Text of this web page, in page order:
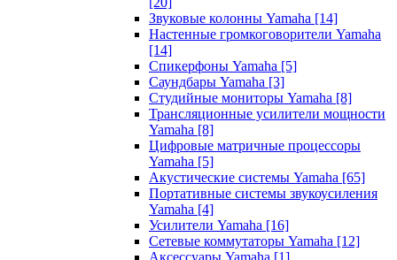
Звуковые колонны Yamaha [14]
Настенные громкоговорители Yamaha
[14]
Спикерфоны Yamaha [5]
Саундбары Yamaha [3]
Студийные мониторы Yamaha [8]
Трансляционные усилители мощности
Yamaha [8]
Цифровые матричные процессоры
Yamaha [5]
Акустические системы Yamaha [65]
Портативные системы звукоусиления
Yamaha [4]
Усилители Yamaha [16]
Сетевые коммутаторы Yamaha [12]
Аксессуары Yamaha [1]